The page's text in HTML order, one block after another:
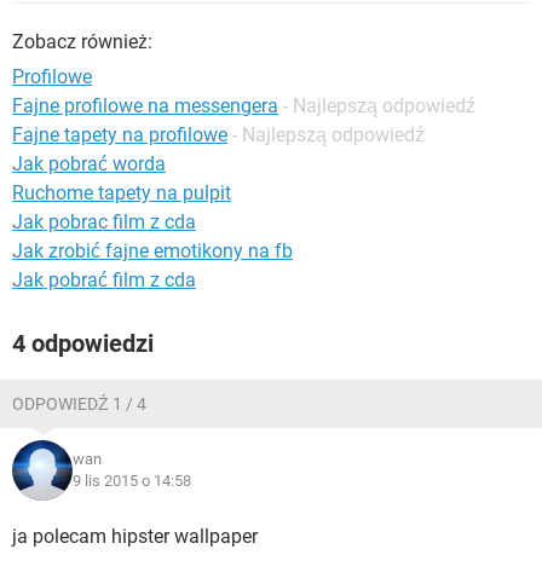
Zobacz również:
Profilowe
Fajne profilowe na messengera - Najlepszą odpowiedź
Fajne tapety na profilowe - Najlepszą odpowiedź
Jak pobrać worda
Ruchome tapety na pulpit
Jak pobrac film z cda
Jak zrobić fajne emotikony na fb
Jak pobrać film z cda
4 odpowiedzi
ODPOWIEDŹ 1 / 4
wan
9 lis 2015 o 14:58
ja polecam hipster wallpaper